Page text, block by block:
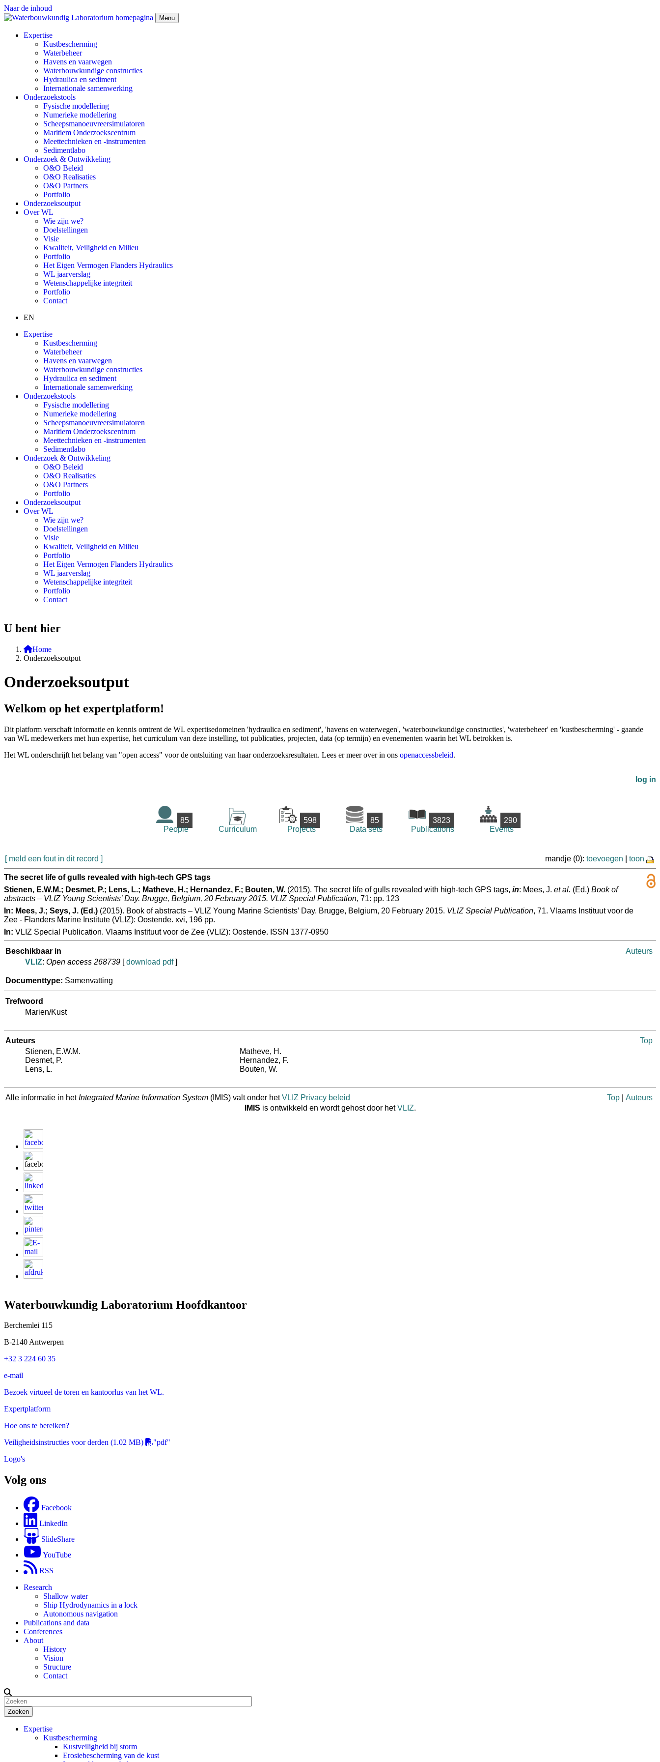
Naar de inhoud
Menu
Expertise
Kustbescherming
Waterbeheer
Havens en vaarwegen
Waterbouwkundige constructies
Hydraulica en sediment
Internationale samenwerking
Onderzoekstools
Fysische modellering
Numerieke modellering
Scheepsmanoeuvreersimulatoren
Maritiem Onderzoekscentrum
Meettechnieken en -instrumenten
Sedimentlabo
Onderzoek & Ontwikkeling
O&O Beleid
O&O Realisaties
O&O Partners
Portfolio
Onderzoeksoutput
Over WL
Wie zijn we?
Doelstellingen
Visie
Kwaliteit, Veiligheid en Milieu
Portfolio
Het Eigen Vermogen Flanders Hydraulics
WL jaarverslag
Wetenschappelijke integriteit
Portfolio
Contact
EN
Expertise
Kustbescherming
Waterbeheer
Havens en vaarwegen
Waterbouwkundige constructies
Hydraulica en sediment
Internationale samenwerking
Onderzoekstools
Fysische modellering
Numerieke modellering
Scheepsmanoeuvreersimulatoren
Maritiem Onderzoekscentrum
Meettechnieken en -instrumenten
Sedimentlabo
Onderzoek & Ontwikkeling
O&O Beleid
O&O Realisaties
O&O Partners
Portfolio
Onderzoeksoutput
Over WL
Wie zijn we?
Doelstellingen
Visie
Kwaliteit, Veiligheid en Milieu
Portfolio
Het Eigen Vermogen Flanders Hydraulics
WL jaarverslag
Wetenschappelijke integriteit
Portfolio
Contact
U bent hier
Home
Onderzoeksoutput
Onderzoeksoutput
Welkom op het expertplatform!
Dit platform verschaft informatie en kennis omtrent de WL expertisedomeinen 'hydraulica en sediment', 'havens en waterwegen', 'waterbouwkundige constructies', 'waterbeheer' en 'kustbescherming' - gaande
van WL medewerkers met hun expertise, het curriculum van deze instelling, tot publicaties, projecten, data (op termijn) en evenementen waarin het WL betrokken is.
Het WL onderschrijft het belang van "open access" voor de ontsluiting van haar onderzoeksresultaten. Lees er meer over in ons openaccessbeleid.
log in
85
People
Curriculum
598
Projects
85
Data sets
3823
Publications
290
Events
[ meld een fout in dit record ] mandje (0): toevoegen toon
The secret life of gulls revealed with high-tech GPS tags
Stienen, E.W.M.; Desmet, P.; Lens, L.; Matheve, H.; Hernandez, F.; Bouten, W. (2015). The secret life of gulls revealed with high-tech GPS tags, in: Mees, J. et al. (Ed.) Book of
abstracts – VLIZ Young Scientists’ Day. Brugge, Belgium, 20 February 2015. VLIZ Special Publication, 71: pp. 123
In: Mees, J.; Seys, J. (Ed.) (2015). Book of abstracts – VLIZ Young Marine Scientists’ Day. Brugge, Belgium, 20 February 2015. VLIZ Special Publication, 71. Vlaams Instituut voor de
Zee - Flanders Marine Institute (VLIZ): Oostende. xvi, 196 pp.
In: VLIZ Special Publication. Vlaams Instituut voor de Zee (VLIZ): Oostende. ISSN 1377-0950
Beschikbaar in
Auteurs
VLIZ: Open access 268739 [download pdf]
Documenttype: Samenvatting
Trefwoord
Marien/Kust
Auteurs
Top
Stienen, E.W.M.
Desmet, P.
Lens, L.
Matheve, H.
Hernandez, F.
Bouten, W.
Alle informatie in hetIntegrated Marine Information System (IMIS) valt onder hetVLIZ Privacy beleid Top
Auteurs
IMIS is ontwikkeld en wordt gehost door hetVLIZ.
Waterbouwkundig Laboratorium Hoofdkantoor
Berchemlei 115
B-2140 Antwerpen
+32 3 224 60 35
e-mail
Bezoek virtueel de toren en kantoorlus van het WL.
Expertplatform
Hoe ons te bereiken?
Veiligheidsinstructies voor derden (1.02 MB)
"pdf"
Logo's
Volg ons
Facebook
LinkedIn
SlideShare
YouTube
RSS
Research
Shallow water
Ship Hydrodynamics in a lock
Autonomous navigation
Publications and data
Conferences
About
History
Vision
Structure
Contact
Zoeken
Expertise
Kustbescherming
Kustveiligheid bij storm
Erosiebescherming van de kust